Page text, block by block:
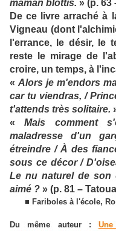
maman blottis. » (p. 63
De ce livre arraché à
Vigneau (dont
l'errance, le désir, le
reste le mirage de
croire, un temps, à
« Alors je m'endors
car tu viendras, /
t'attends très solitaire.
«Mais comment
maladresse d'un
étreindre / À des
sous ce décor /
Le nu naturel de son
aimé ? » (p. 81 –
■ Fariboles à l'école,
Du même auteur :